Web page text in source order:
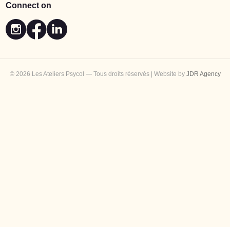
Connect on
© 2026 Les Ateliers Psycol — Tous droits réservés | Website by JDR Agency